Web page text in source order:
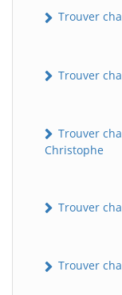
Trouver
Trouver
Trouver
Christophe
Trouver
Trouver